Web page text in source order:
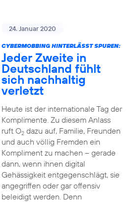
24. Januar 2020
CYBERMOBBING HINTERLÄSST SPUREN:
Jeder Zweite in
Deutschland fühlt
sich nachhaltig
verletzt
Heute ist der internationale Tag der
Komplimente. Zu diesem Anlass
ruft O2dazu auf, Familie, Freunden
und auch völlig Fremden ein
Kompliment zu machen – gerade
dann, wenn ihnen digital
Gehässigkeit entgegenschlägt, sie
angegriffen oder gar offensiv
beleidigt werden. Denn